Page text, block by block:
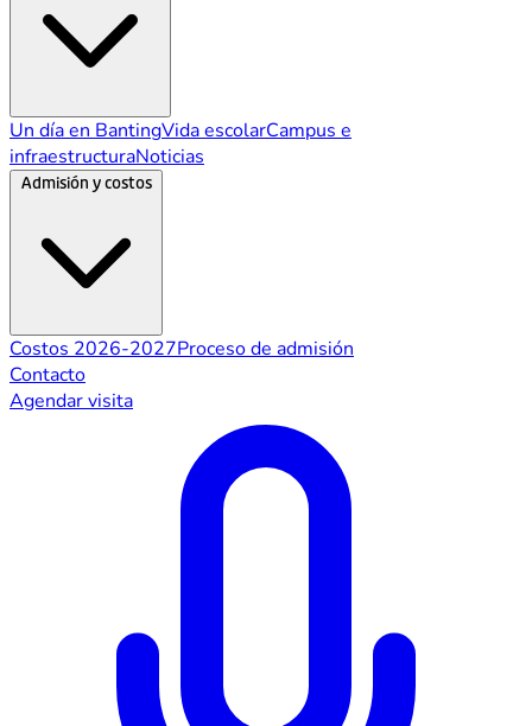
Un día en BantingVida escolarCampus e
infraestructuraNoticias
Admisión y costos
Costos 2026-2027Proceso de admisión
Contacto
Agendar visita